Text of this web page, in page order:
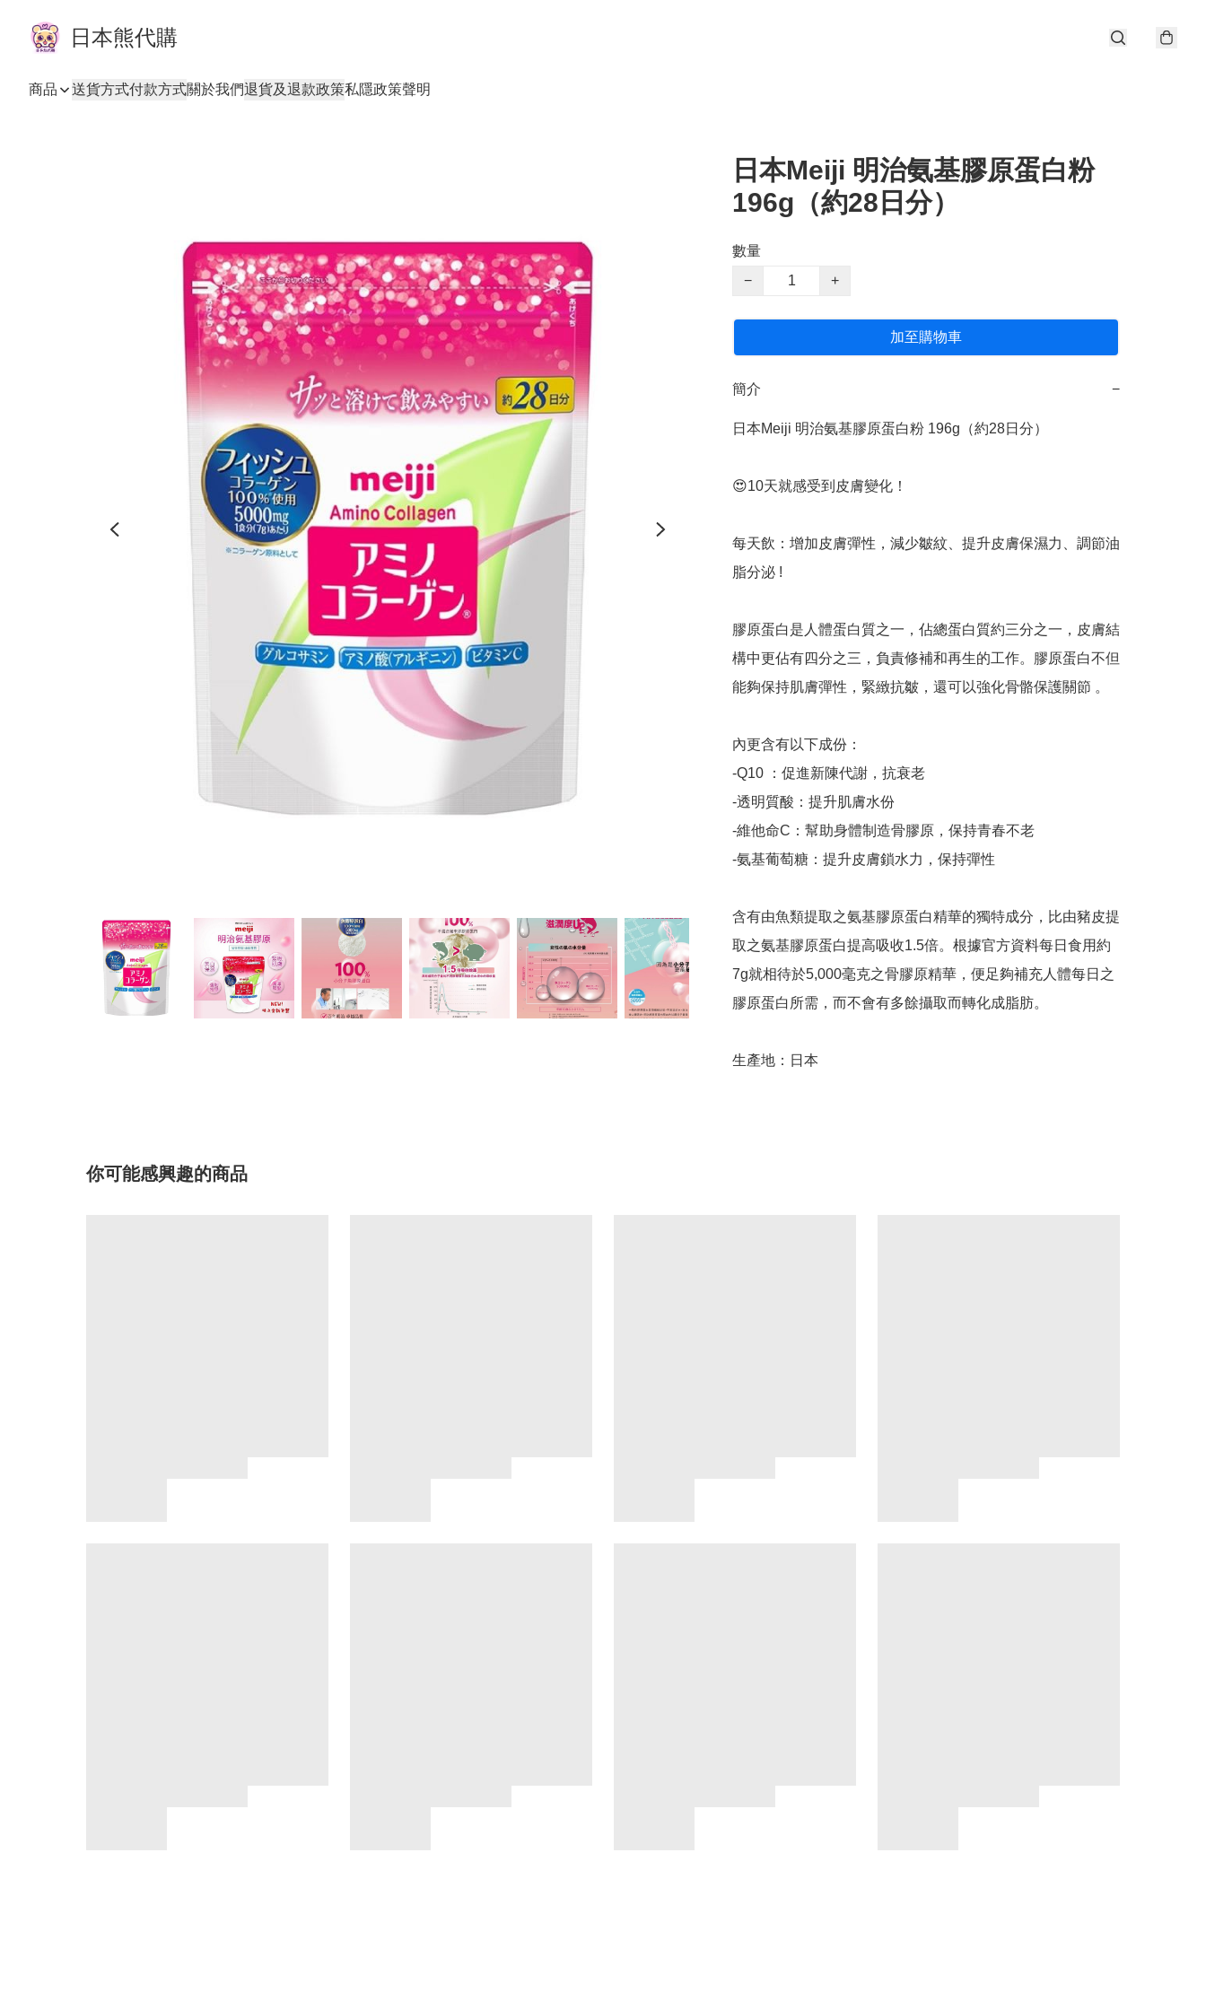
日本熊代購
商品 送貨方式付款方式關於我們退貨及退款政策私隱政策聲明
日本Meiji 明治氨基膠原蛋白粉
196g（約28日分）
數量
−
+
加至購物車
簡介 −
日本Meiji 明治氨基膠原蛋白粉 196g（約28日分）
😍10天就感受到皮膚變化！
每天飲：增加皮膚彈性，減少皺紋、提升皮膚保濕力、調節油
脂分泌 !
膠原蛋白是人體蛋白質之一，佔總蛋白質約三分之一，皮膚結
構中更佔有四分之三，負責修補和再生的工作。膠原蛋白不但
能夠保持肌膚彈性，緊緻抗皺，還可以強化骨骼保護關節 。
內更含有以下成份：
-Q10 ：促進新陳代謝，抗衰老
-透明質酸：提升肌膚水份
-維他命C：幫助身體制造骨膠原，保持青春不老
-氨基葡萄糖：提升皮膚鎖水力，保持彈性
含有由魚類提取之氨基膠原蛋白精華的獨特成分，比由豬皮提
取之氨基膠原蛋白提高吸收1.5倍。根據官方資料每日食用約
7g就相待於5,000毫克之骨膠原精華，便足夠補充人體每日之
膠原蛋白所需，而不會有多餘攝取而轉化成脂肪。
生產地：日本
你可能感興趣的商品